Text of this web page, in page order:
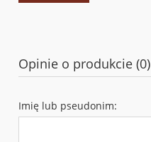
Opinie o produkcie (0)
Imię lub pseudonim: